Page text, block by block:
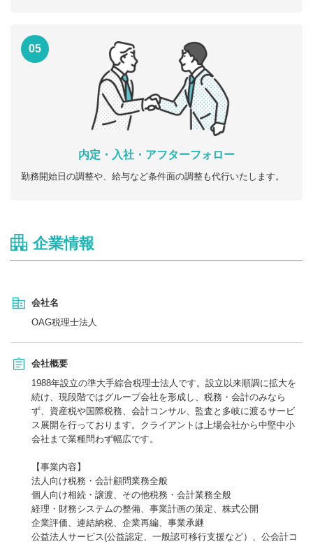
05
内定・入社・アフターフォロー
勤務開始日の調整や、給与など条件面の調整も代行いたします。
企業情報
会社名
OAG税理士法人
会社概要
1988年設立の準大手綜合税理士法人です。設立以来順調に拡大を
続け、現段階ではグループ会社を形成し、税務・会計のみなら
ず、資産税や国際税務、会計コンサル、監査と多岐に渡るサービ
ス展開を行っております。クライアントは上場会社から中堅中小
会社まで業種問わず幅広です。
【事業内容】
法人向け税務・会計顧問業務全般
個人向け相続・譲渡、その他税務・会計業務全般
経理・財務システムの整備、事業計画の策定、株式公開
企業評価、連結納税、企業再編、事業承継
公益法人サービス(公益認定、一般認可移行支援など）、公会計コ